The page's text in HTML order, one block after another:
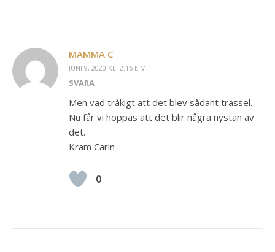
MAMMA C
JUNI 9, 2020 KL. 2:16 E M
SVARA
Men vad tråkigt att det blev sådant trassel.
Nu får vi hoppas att det blir några nystan av
det.
Kram Carin
0